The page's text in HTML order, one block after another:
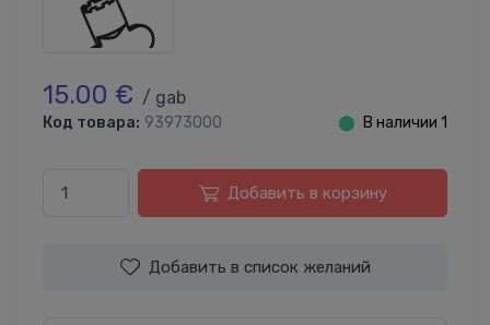
15.00 € / gab
Код товара: 93973000 ⬤ В наличии 1
Добавить в корзину
Добавить в список желаний